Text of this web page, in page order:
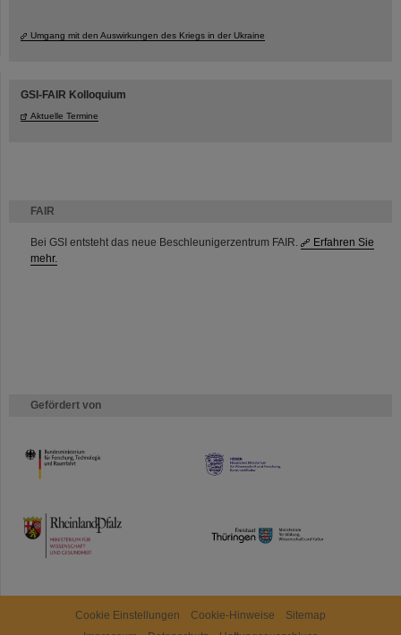
FAIR
Bei GSI entsteht das neue Beschleunigerzentrum FAIR.
Erfahren Sie
mehr.
Gefördert von
HMWK
TMWWDG
Umgang mit den Auswirkungen des Kriegs in der Ukraine
GSI-FAIR Kolloquium
Aktuelle Termine
Cookie Einstellungen Cookie-Hinweise
Sitemap